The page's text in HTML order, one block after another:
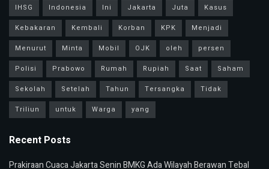
IHSG
Indonesia Ini Jakarta Juta
Kasus
Kebakaran
Kembali Korban KPK
Menjadi
Menurut
Minta Mobil OJK oleh
persen
Polisi
Prabowo Rumah Rupiah Saat
Saham
Sekolah
Setelah Tahun Tersangka
Tidak
Triliun
untuk Warga yang
Recent Posts
Prakiraan Cuaca Jakarta Senin BMKG Ada Wilayah Berawan Tebal